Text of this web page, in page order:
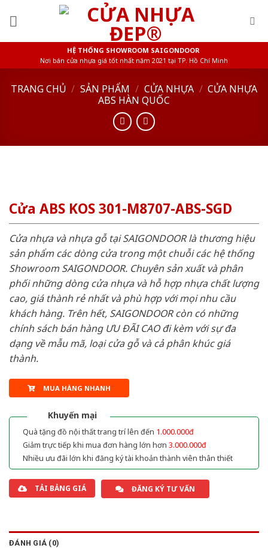
HỆ THỐNG SHOWROOM SAIGONDOOR
Nơi bán cửa nhựa giá tốt nhất năm 2021 tại TP. Hồ Chí Minh
TRANG CHỦ / SẢN PHẨM / CỬA NHỰA / CỬA NHỰA
ABS HÀN QUỐC
Cửa ABS KOS 301-M8707-ABS-SGD
Cửa nhựa và nhựa gỗ tại SAIGONDOOR là thương hiệu
sản phẩm các dòng cửa trong một chuỗi các hệ thống
Showroom SAIGONDOOR. Chuyên sản xuất và phân
phối những dòng cửa nhựa và hỗ hợp nhựa chất lượng
cao, giá thành rẻ nhất và phù hợp với mọi nhu cầu
khách hàng. Trên hết, SAIGONDOOR còn có những
chính sách bán hàng ƯU ĐÃI CAO đi kèm với sự đa
dạng về mẫu mã, loại cửa gỗ và cả phân khúc giá
thành.
MUA HÀNG NHANH
Khuyến mại
Quà tặng đồ nội thất trang trí lên đến 1.000.000đ
Giảm trực tiếp khi mua đơn hàng lớn hơn 3.000.000đ
Nhiều ưu đãi lớn khi đăng ký tài khoản thành viên thân thiết
TẢI BẢNG GIÁ ĐĂNG KÝ TƯ VẤN
ĐÁNH GIÁ (0)